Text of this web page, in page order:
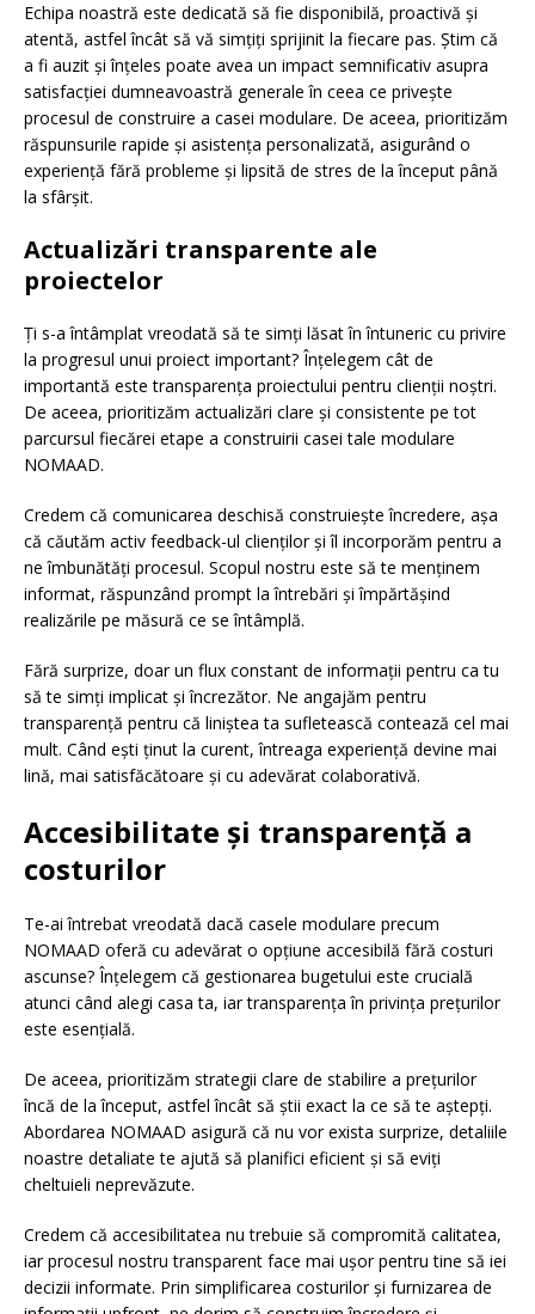
Echipa noastră este dedicată să fie disponibilă, proactivă și
atentă, astfel încât să vă simțiți sprijinit la fiecare pas. Știm că
a fi auzit și înțeles poate avea un impact semnificativ asupra
satisfacției dumneavoastră generale în ceea ce privește
procesul de construire a casei modulare. De aceea, prioritizăm
răspunsurile rapide și asistența personalizată, asigurând o
experiență fără probleme și lipsită de stres de la început până
la sfârșit.
Actualizări transparente ale
proiectelor
Ți s-a întâmplat vreodată să te simți lăsat în întuneric cu privire
la progresul unui proiect important? Înțelegem cât de
importantă este transparența proiectului pentru clienții noștri.
De aceea, prioritizăm actualizări clare și consistente pe tot
parcursul fiecărei etape a construirii casei tale modulare
NOMAAD.
Credem că comunicarea deschisă construiește încredere, așa
că căutăm activ feedback-ul clienților și îl incorporăm pentru a
ne îmbunătăți procesul. Scopul nostru este să te menținem
informat, răspunzând prompt la întrebări și împărtășind
realizările pe măsură ce se întâmplă.
Fără surprize, doar un flux constant de informații pentru ca tu
să te simți implicat și încrezător. Ne angajăm pentru
transparență pentru că liniștea ta sufletească contează cel mai
mult. Când ești ținut la curent, întreaga experiență devine mai
lină, mai satisfăcătoare și cu adevărat colaborativă.
Accesibilitate și transparență a
costurilor
Te-ai întrebat vreodată dacă casele modulare precum
NOMAAD oferă cu adevărat o opțiune accesibilă fără costuri
ascunse? Înțelegem că gestionarea bugetului este crucială
atunci când alegi casa ta, iar transparența în privința prețurilor
este esențială.
De aceea, prioritizăm strategii clare de stabilire a prețurilor
încă de la început, astfel încât să știi exact la ce să te aștepți.
Abordarea NOMAAD asigură că nu vor exista surprize, detaliile
noastre detaliate te ajută să planifici eficient și să eviți
cheltuieli neprevăzute.
Credem că accesibilitatea nu trebuie să compromită calitatea,
iar procesul nostru transparent face mai ușor pentru tine să iei
decizii informate. Prin simplificarea costurilor și furnizarea de